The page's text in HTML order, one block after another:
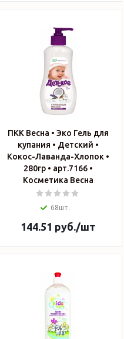
ПКК Весна • Эко Гель для
купания • Детский •
Кокос-Лаванда-Хлопок •
280гр • арт.7166 •
Косметика Весна
68шт.
144.51 руб./шт